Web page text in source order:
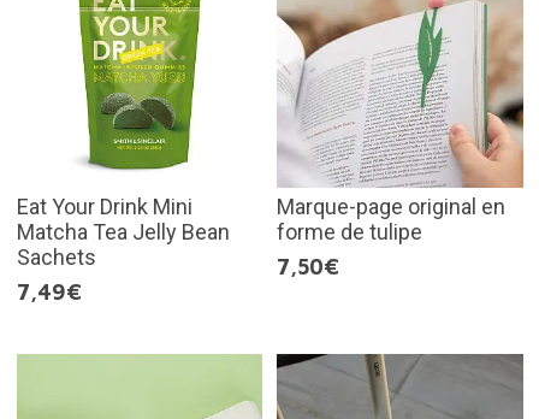
Eat Your Drink Mini
Matcha Tea Jelly Bean
Sachets
7,49€
Marque-page original en
forme de tulipe
7,50€